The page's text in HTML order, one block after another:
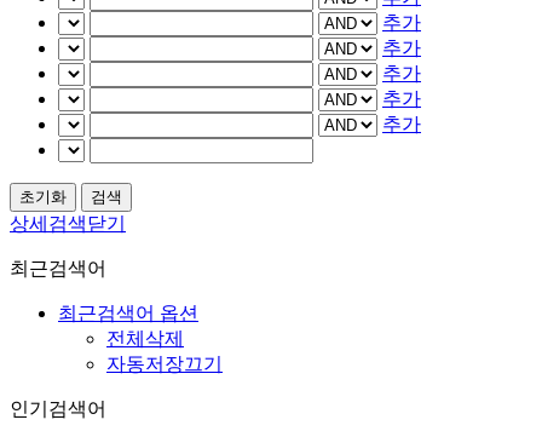
추가
추가
추가
추가
추가
상세검색닫기
최근검색어
최근검색어 옵션
전체삭제
자동저장끄기
인기검색어